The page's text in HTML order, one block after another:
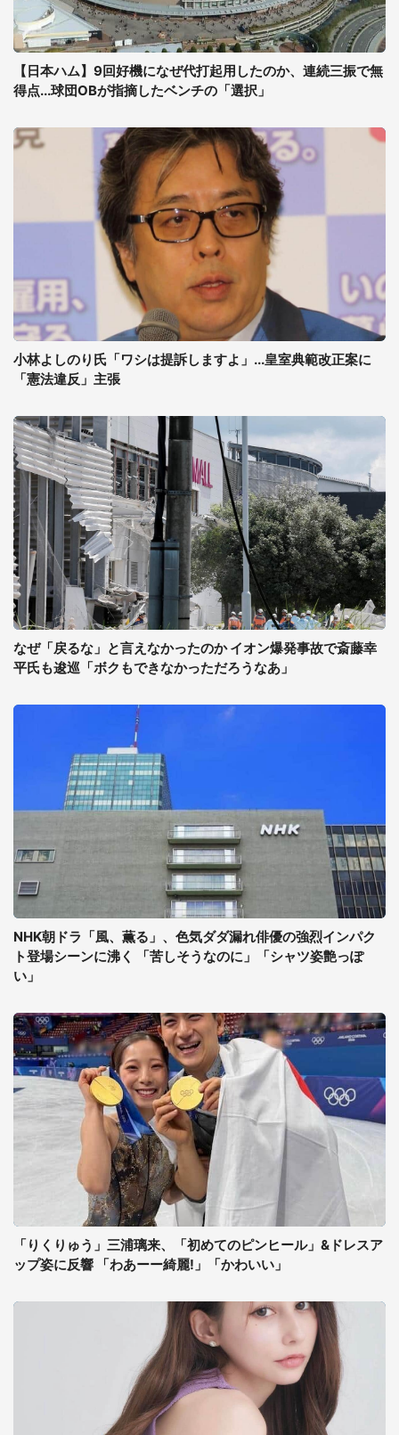
【日本ハム】9回好機になぜ代打起用したのか、連続三振で無
得点...球団OBが指摘したベンチの「選択」
小林よしのり氏「ワシは提訴しますよ」...皇室典範改正案に
「憲法違反」主張
なぜ「戻るな」と言えなかったのか イオン爆発事故で斎藤幸
平氏も逡巡「ボクもできなかっただろうなあ」
NHK朝ドラ「風、薫る」、色気ダダ漏れ俳優の強烈インパク
ト登場シーンに沸く 「苦しそうなのに」「シャツ姿艶っぽ
い」
「りくりゅう」三浦璃来、「初めてのピンヒール」&ドレスア
ップ姿に反響 「わあーー綺麗!」「かわいい」